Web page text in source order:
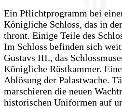
Ein Pflichtprogramm bei
Königliche Schloss, das in
thront. Einige Teile des
Im Schloss befinden sich
Gustavs III., das
Königliche Rüstkammer.
Ablösung der Palastwache.
marschieren die neuen
historischen Uniformen auf